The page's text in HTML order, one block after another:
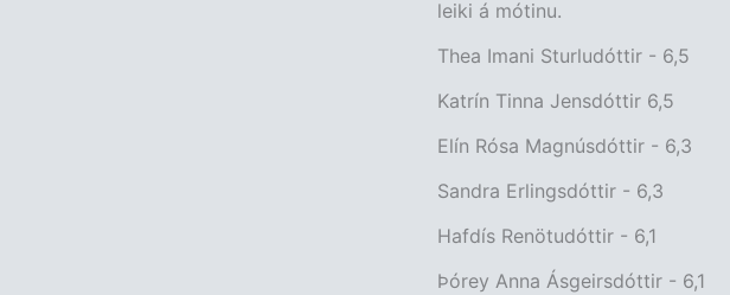
leiki á mótinu.
Thea Imani Sturludóttir - 6,5
Katrín Tinna Jensdóttir 6,5
Elín Rósa Magnúsdóttir - 6,3
Sandra Erlingsdóttir - 6,3
Hafdís Renötudóttir - 6,1
Þórey Anna Ásgeirsdóttir - 6,1